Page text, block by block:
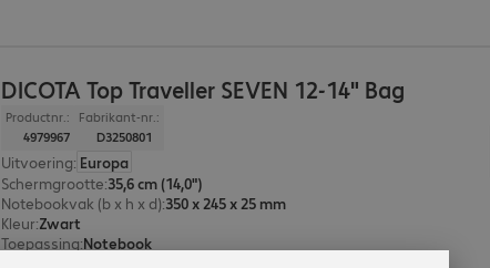
DICOTA Top Traveller SEVEN 12-14" Bag
Productnr.:
4979967
Fabrikant-nr.:
D3250801
Uitvoering: Europa
Schermgrootte:35,6 cm (14,0")
Notebookvak (b x h x d):350 x 245 x 25 mm
Kleur:Zwart
Toepassing:Notebook